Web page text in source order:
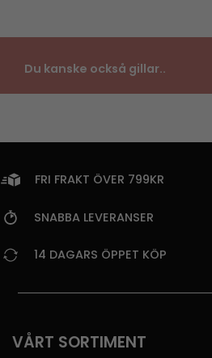
Du kanske också gillar..
FRI FRAKT ÖVER 799KR
SNABBA LEVERANSER
14 DAGARS ÖPPET KÖP
VÅRT SORTIMENT